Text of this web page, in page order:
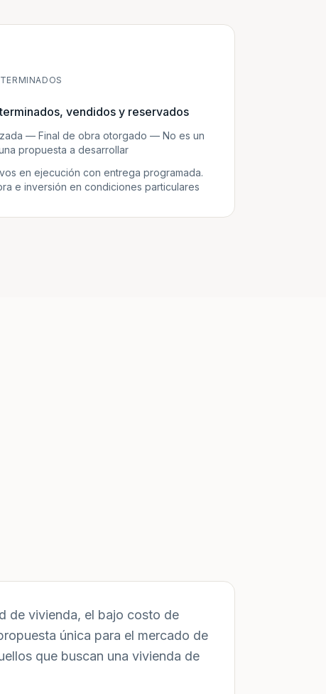
vendidos y reservados
— Final de obra otorgado — No es un
propuesta a desarrollar
en ejecución con entrega programada.
e inversión en condiciones particulares
de vivienda, el bajo costo de
única para el mercado de
que buscan una vivienda de